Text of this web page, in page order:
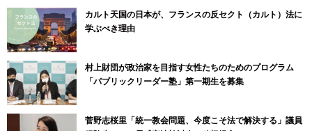
カルト天国の日本が、フランスの反セクト（カルト）法に
学ぶべき理由
村上財団が政治家を目指す女性たちのためのプログラム
「パブリックリーダー塾」第一期生を募集
菅野志桜里「統一教会問題、今度こそ法で解決する」議員